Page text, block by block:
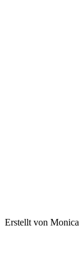
Erstellt von Monica